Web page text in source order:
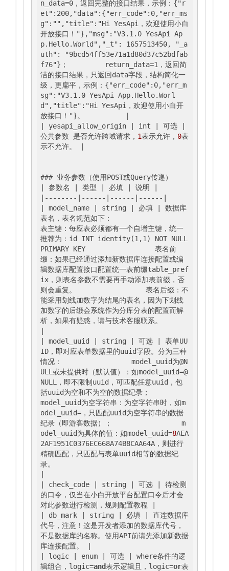
n_data=0，返回完整的接口结果，示例：{"r
et":200,"data":{"err_code":0,"err_ms
g":"","title":"Hi YesApi，欢迎使用小白
开放接口！"},"msg":"V3.1.0 YesApi Ap
p.Hello.World","_t": 1657513450, "_a
uth": "9bcd54ff53e71a1d80d37c52bdfab
f76"}；         return_data=1，返回简
洁的接口结果，只返回data字段，结构简化一
级，更扁平，示例：{"err_code":0,"err_m
sg":"V3.1.0 YesApi App.Hello.Worl
d","title":"Hi YesApi，欢迎使用小白开
放接口！"}。          |
| yesapi_allow_origin |
int
| 可选 |
公共参数 是否允许跨域请求， 1表示允许， 0表
示不允许。
### 业务参数（使用POST或Query传递）
参数名 | 类型 | 必填
| 说明 |
|--------|
------ |------| ------
model_name | string | 必填
| 数据库
表名，表名规范如下：
表主键：每应表必须都有一个自增主键，统一
推荐为：id INT identity(1,1) NOT NULL
PRIMARY KEY                 表名前
缀：如果已经通过添加新数据库连接配置或编
辑数据库配置接口配置统一表前缀table_pref
ix，则表名参数不需要再手动添加表前缀，否
则会重复。                 表名后缀：不
能采用划线加数字为结尾的表名，因为下划线
加数字的后缀会系统作为分库分表的配置而解
析，如果有疑惑，请与技术客服联系。
| model_uuid |
string | 可选 |
表单UU
ID，即对应表单数据里的uuid字段。分为三种
情况：                 model_uuid为@N
ULL或未提供时（默认值）：如model_uuid=@
NULL，即不限制uuid，可匹配任意uuid，包
括uuid为空和不为空的数据纪录；
model_uuid为空字符串：为空字符串时，如m
odel_uuid=，只匹配uuid为空字符串的数据
纪录（即游客数据）；                 m
odel_uuid为具体的值：如model_uuid=8AEA
2AF1951C0376EC668A74B8CAA64A，则进行
精确匹配，只匹配与表单uuid相等的数据纪
check_code | string | 可选
| 待检测
的口令，仅当在小白开放平台配置口令后才会
对此参数进行检测，规则配置教程 |
| db_mark |
string | 必填 |
直连数据库
代号，注意！这是开发者添加的数据库代号，
不是数据库的名称。使用API前请先添加新数据
库连接配置。
logic | enum | 可选
| where条件的逻
辑组合，logic=and表示逻辑且，logic=or表